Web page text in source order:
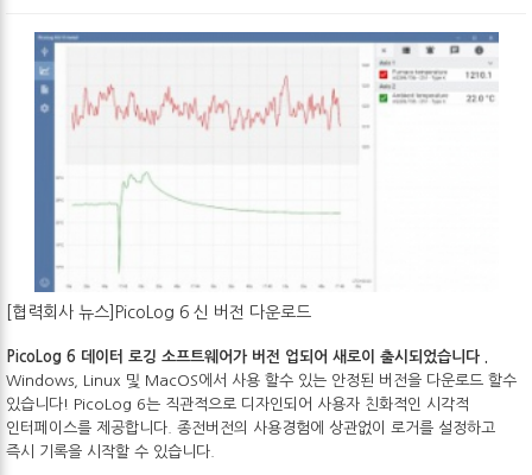
[협력회사 뉴스]PicoLog 6 신 버전 다운로드
PicoLog 6 데이터 로깅 소프트웨어가 버전 업되어 새로이 출시되었습니다 .
Windows, Linux 및 MacOS에서 사용 할수 있는 안정된 버전을 다운로드 할수
있습니다! PicoLog 6는 직관적으로 디자인되어 사용자 친화적인 시각적
인터페이스를 제공합니다. 종전버전의 사용경험에 상관없이 로거를 설정하고
즉시 기록을 시작할 수 있습니다.